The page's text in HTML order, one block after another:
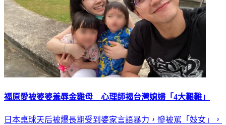
福原愛被婆婆羞辱金雞母 心理師揭台灣媳婦「4大艱難」
日本桌球天后被爆長期受到婆家言語暴力，慘被罵「妓女」，